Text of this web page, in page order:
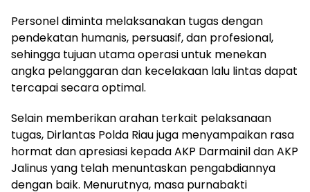
Personel diminta melaksanakan tugas dengan
pendekatan humanis, persuasif, dan profesional,
sehingga tujuan utama operasi untuk menekan
angka pelanggaran dan kecelakaan lalu lintas dapat
tercapai secara optimal.
Selain memberikan arahan terkait pelaksanaan
tugas, Dirlantas Polda Riau juga menyampaikan rasa
hormat dan apresiasi kepada AKP Darmainil dan AKP
Jalinus yang telah menuntaskan pengabdiannya
dengan baik. Menurutnya, masa purnabakti